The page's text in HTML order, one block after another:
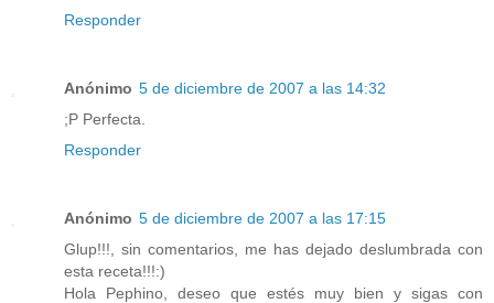
Responder
Anónimo 5 de diciembre de 2007 a las 14:32
;P Perfecta.
Responder
Anónimo 5 de diciembre de 2007 a las 17:15
Glup!!!, sin comentarios, me has dejado deslumbrada con
esta receta!!!:)
Hola Pephino, deseo que estés muy bien y sigas con